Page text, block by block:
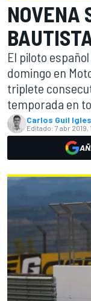
NOVENA
El piloto
domingo en
triplete
temporada en
Carlos Guil
Editado: 7 abr 2019,